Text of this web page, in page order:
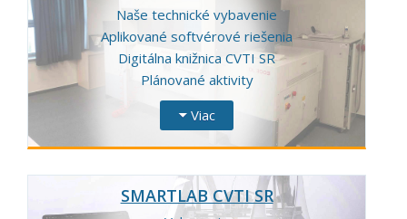
Naše technické vybavenie
Aplikované softvérové riešenia
Digitálna knižnica CVTI SR
Plánované aktivity
Viac
SMARTLAB CVTI SR